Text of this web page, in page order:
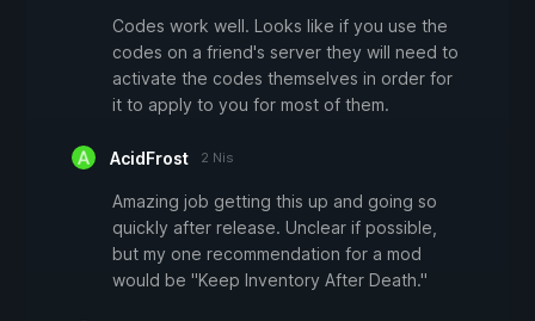
Codes work well. Looks like if you use the
codes on a friend's server they will need to
activate the codes themselves in order for
it to apply to you for most of them.
AcidFrost 2 Nis
Amazing job getting this up and going so
quickly after release. Unclear if possible,
but my one recommendation for a mod
would be "Keep Inventory After Death."